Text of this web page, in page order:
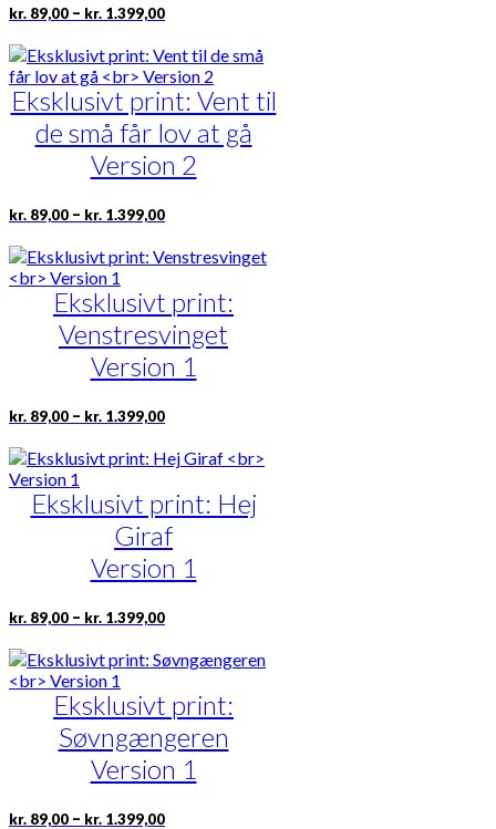
på
kr. 89,00 – kr. 1.399,00Prisinterval:
til
kr. 1.399,00
Dette
har
flere
varianter.
Mulighederne
kan
vælges
på
Eksklusivt print: Vent til
de små får lov at gå
Version 2
kr. 89,00 – kr. 1.399,00Prisinterval:
til
kr. 1.399,00
Dette
har
varianter.
Mulighederne
kan
vælges
på
Eksklusivt print:
Venstresvinget
Version 1
kr. 89,00 – kr. 1.399,00Prisinterval:
til
kr. 1.399,00
Dette
har
varianter.
Mulighederne
kan
vælges
på
Eksklusivt print: Hej
Giraf
Version 1
kr. 89,00 – kr. 1.399,00Prisinterval:
kr. 1.399,00
Dette
har
varianter.
Mulighederne
kan
vælges
på
Eksklusivt print:
Søvngængeren
Version 1
kr. 89,00 – kr. 1.399,00Prisinterval:
Dette